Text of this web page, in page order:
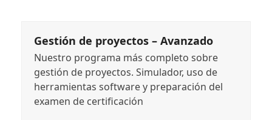
Gestión de proyectos – Avanzado
Nuestro programa más completo sobre
gestión de proyectos. Simulador, uso de
herramientas software y preparación del
examen de certificación